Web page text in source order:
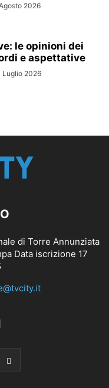
2026
le opinioni dei
e aspettative
Luglio 2026
di Torre Annunziata
Data iscrizione 17